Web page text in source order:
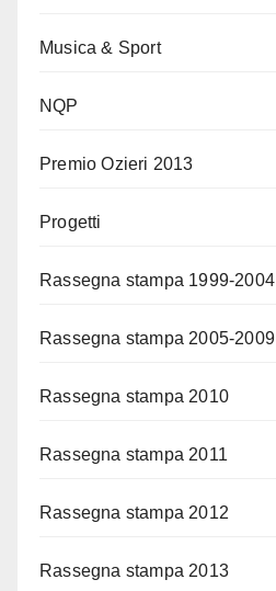
Musica & Sport
NQP
Premio Ozieri 2013
Progetti
Rassegna stampa 1999-2004
Rassegna stampa 2005-2009
Rassegna stampa 2010
Rassegna stampa 2011
Rassegna stampa 2012
Rassegna stampa 2013